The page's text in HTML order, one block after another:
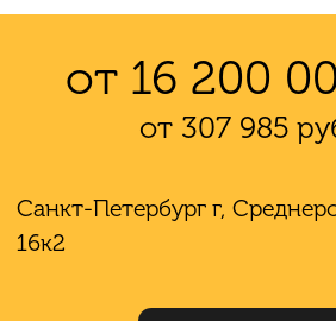
от 16 200
от 307 985
Санкт-Петербург г,
16к2